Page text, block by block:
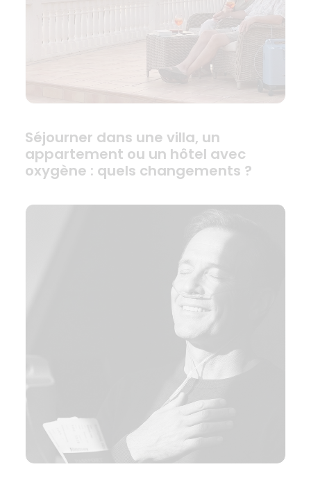
Séjourner dans une villa, un
appartement ou un hôtel avec
oxygène : quels changements ?